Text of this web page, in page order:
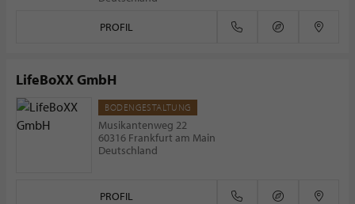
PROFIL
LifeBoXX GmbH
BODENGESTALTUNG
Musikantenweg 22
60316 Frankfurt am Main
Deutschland
PROFIL